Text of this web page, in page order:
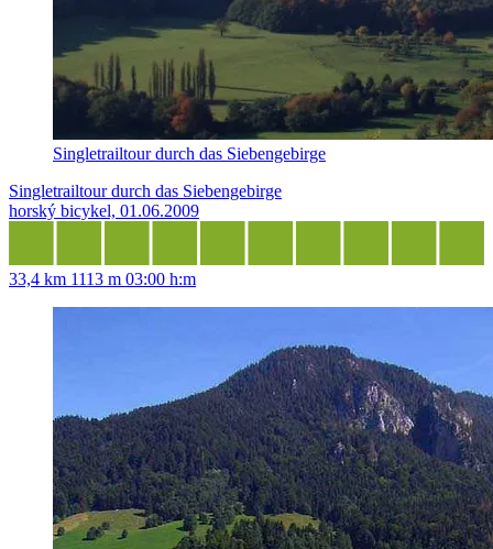
Singletrailtour durch das Siebengebirge
Singletrailtour durch das Siebengebirge
horský bicykel, 01.06.2009
33,4 km 1113 m 03:00 h:m